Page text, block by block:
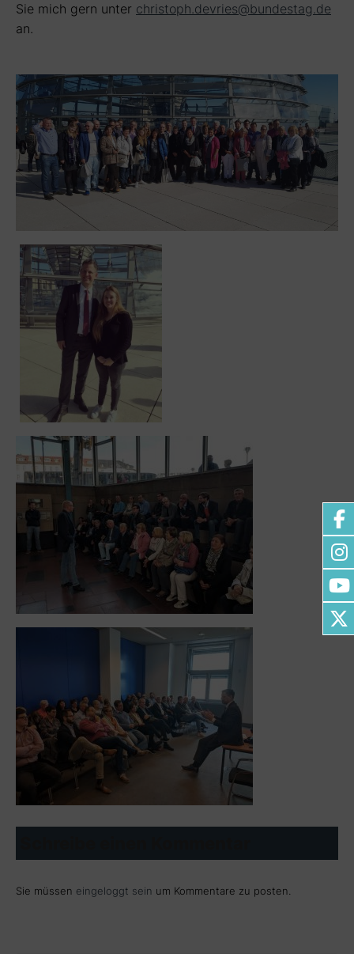
Sie mich gern unter christoph.devries@bundestag.de
an.
Sie müssen eingeloggt sein um Kommentare zu posten.